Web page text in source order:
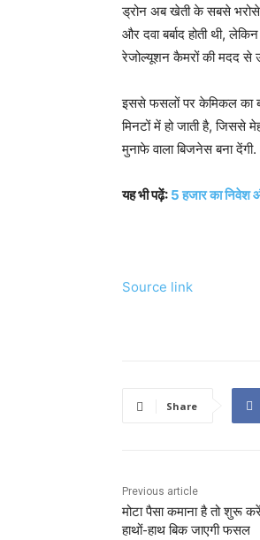
ड्रोन अब खेती के सबसे
और दवा बर्बाद होती थी,
रेजोल्यूशन कैमरों की मदद से
इससे फसलों पर केमिकल का
मिनटों में हो जाती है,
मुनाफे वाला बिजनेस बना देंगी.
यह भी पढ़ें: 5 हजार का निवेश
Source link
Share
Previous article
मोटा पैसा कमाना है तो शुरू
हाथों-हाथ बिक जाएगी फसल